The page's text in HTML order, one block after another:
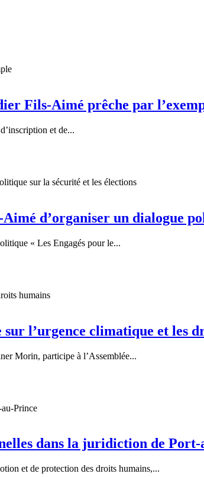
Fils-Aimé prêche par
et de...
d’organiser un dialogue
« Les Engagés pour le...
l’urgence climatique et les
Morin, participe à l’Assemblée...
dans la juridiction de
et de protection des droits humains,...